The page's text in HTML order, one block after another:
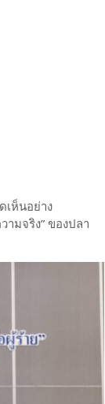
เห็นอย่าง
ามจริง” ของปลา